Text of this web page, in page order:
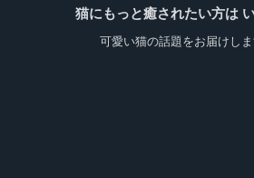
猫にもっと癒されたい方は
可愛い猫の話題をお届けし